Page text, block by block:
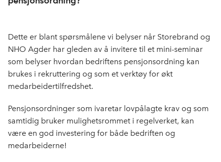
Dette er blant spørsmålene vi belyser når Storebrand og
NHO Agder har gleden av å invitere til et mini-seminar
som belyser hvordan bedriftens pensjonsordning kan
brukes i rekruttering og som et verktøy for økt
medarbeidertilfredshet.
Pensjonsordninger som ivaretar lovpålagte krav og som
samtidig bruker mulighetsrommet i regelverket, kan
være en god investering for både bedriften og
medarbeiderne!